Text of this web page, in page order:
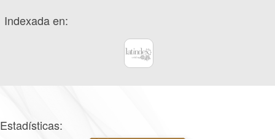
Indexada en:
Estadísticas: